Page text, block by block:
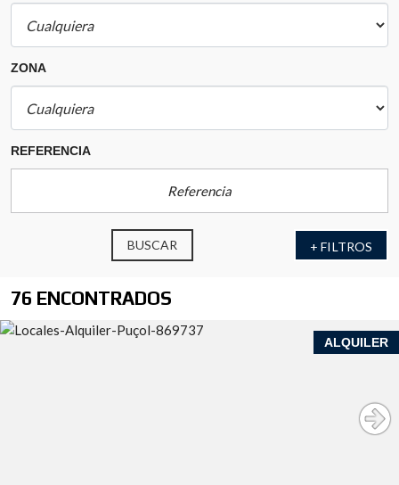
ZONA
REFERENCIA
+ FILTROS
BUSCAR
76 ENCONTRADOS
ALQUILER